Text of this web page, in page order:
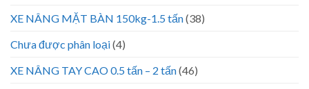
XE NÂNG MẶT BÀN 150kg-1.5 tấn(38)
Chưa được phân loại(4)
XE NÂNG TAY CAO 0.5 tấn – 2 tấn(46)